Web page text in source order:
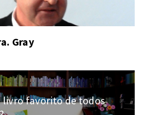
Gray
livro favorito de todos